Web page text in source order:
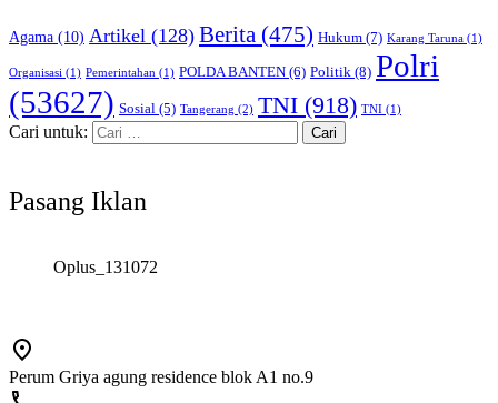
Agama (10) Artikel (128) Berita (475) Hukum (7) Karang Taruna (1)
Organisasi (1) Pemerintahan (1) POLDA BANTEN (6) Politik (8) Polri
(53627) Sosial (5) Tangerang (2) TNI (918) TNI (1)
Cari untuk:
Pasang Iklan
Oplus_131072
Perum Griya agung residence blok A1 no.9